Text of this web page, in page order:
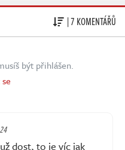
| 7 KOMENTÁŘŮ
být přihlášen.
dost, to je víc jak